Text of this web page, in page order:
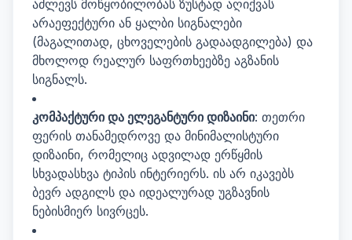
აძლევს მოწყობილობას ზუსტად აღიქვას
არაეფექტური ან ყალბი სიგნალები
(მაგალითად, ცხოველების გადაადგილება) და
მხოლოდ რეალურ საფრთხეებზე აგზანის
სიგნალს.
კომპაქტური და ელეგანტური დიზაინი: თეთრი
ფერის თანამედროვე და მინიმალისტური
დიზაინი, რომელიც ადვილად ერწყმის
სხვადასხვა ტიპის ინტერიერს. ის არ იკავებს
ბევრ ადგილს და იდეალურად უგზავნის
ნებისმიერ სივრცეს.